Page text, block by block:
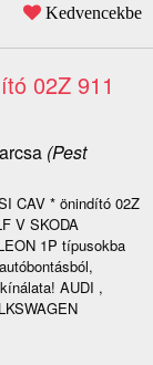
Kedvencekbe
02Z 911
(Pest
CAV * önindító 02Z
V SKODA
1P típusokba
AUDI ,